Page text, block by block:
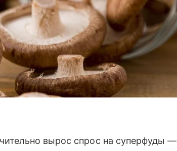
вырос спрос на суперфуды —